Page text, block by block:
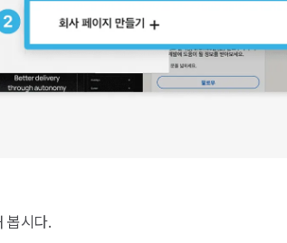
봅시다.